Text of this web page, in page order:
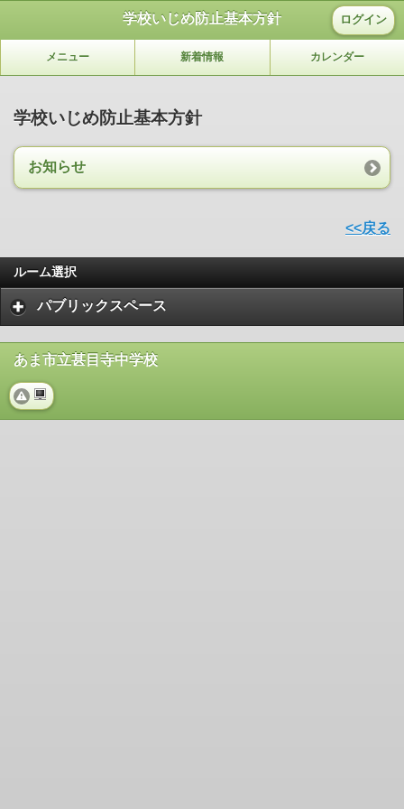
学校いじめ防止基本方針 ログイン
メニュー 新着情報 カレンダー
学校いじめ防止基本方針
お知らせ
<<戻る
ルーム選択
パブリックスペース
あま市立甚目寺中学校